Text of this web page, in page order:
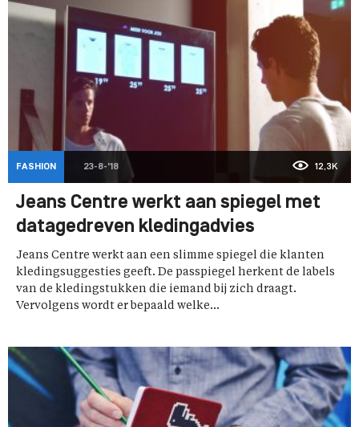
FASHION 23-8-'18 12,3K
Jeans Centre werkt aan spiegel met
datagedreven kledingadvies
Jeans Centre werkt aan een slimme spiegel die klanten
kledingsuggesties geeft. De passpiegel herkent de labels
van de kledingstukken die iemand bij zich draagt.
Vervolgens wordt er bepaald welke...